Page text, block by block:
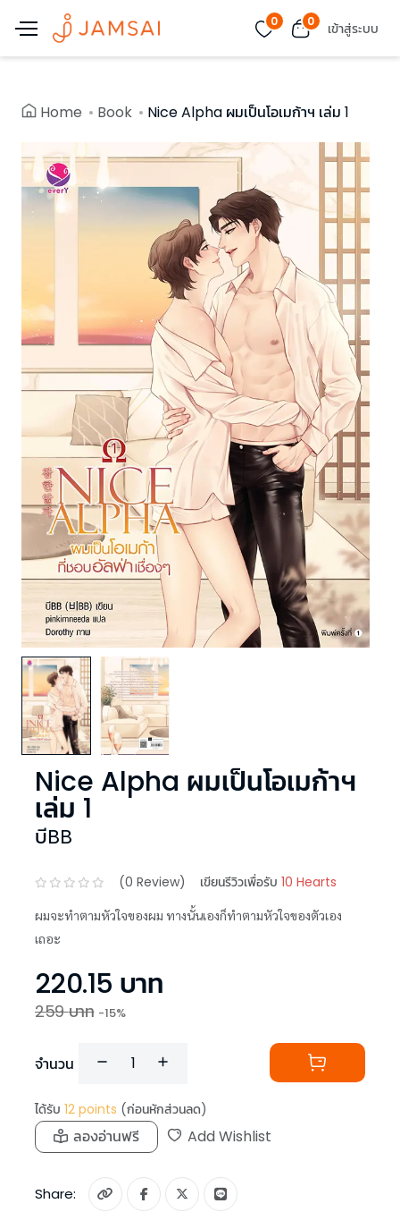
0 0 เข้าสู่ระบบ
Home Book Nice Alpha ผมเป็นโอเมก้าฯ เล่ม 1
Nice Alpha ผมเป็นโอเมก้าฯ
เล่ม 1
บีBB
(0 Review) เขียนรีวิวเพื่อรับ 10 Hearts
ผมจะทำตามหัวใจของผม ทางนั้นเองก็ทำตามหัวใจของตัวเอง
เถอะ
220.15 บาท
259บาท -15%
จำนวน
ได้รับ 12 points (ก่อนหักส่วนลด)
ลองอ่านฟรี Add Wishlist
Share: